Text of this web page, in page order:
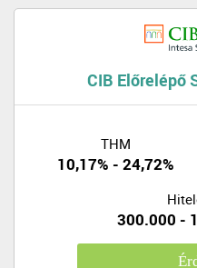
CIB Előrelépő
THM
10,17% - 24,72%
300.000 -